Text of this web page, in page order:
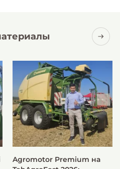
Agromotor Premium на